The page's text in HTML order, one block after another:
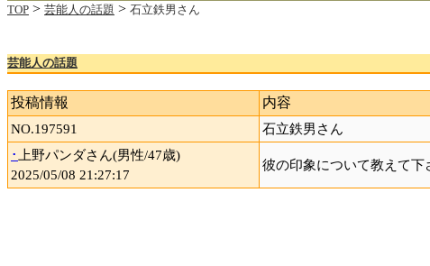
TOP > 芸能人の話題 > 石立鉄男さん
芸能人の話題
投稿情報 内容
NO.197591
石立鉄男さん
･
上野パンダさん(男性/47歳)
2025/05/08 21:27:17
彼の印象について教えて下